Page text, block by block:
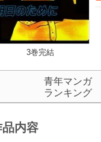
3巻完結
青年マンガ
ランキング
品内容